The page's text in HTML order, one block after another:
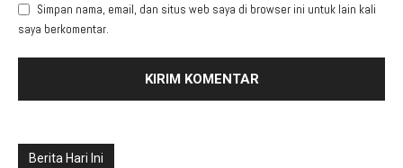
Simpan nama, email, dan situs web saya di browser ini untuk lain kali
saya berkomentar.
Berita Hari Ini